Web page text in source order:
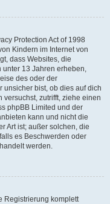
Protection Act of 1998
Kindern im Internet von
dass Websites, die
13 Jahren erheben,
des oder der
unsicher bist, ob dies auf dich
zutrifft, ziehe einen
phpBB Limited und der
kann und nicht die
Art ist; außer solchen, die
es Beschwerden oder
werden.
Registrierung komplett